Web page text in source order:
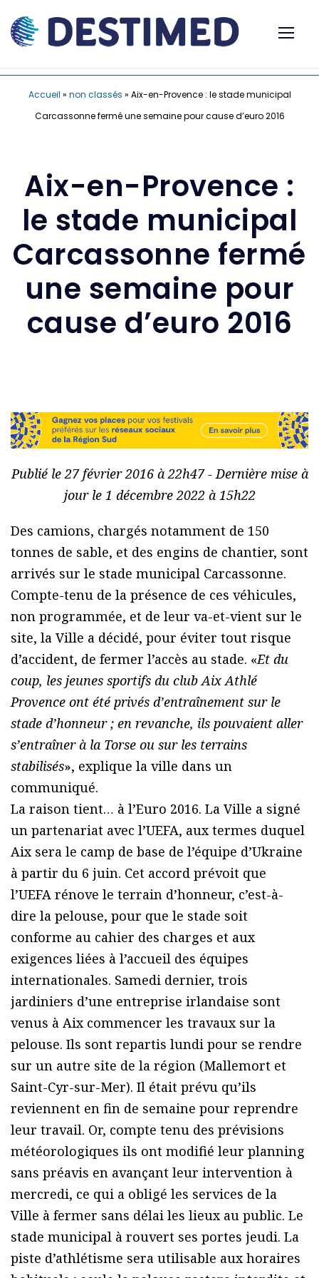
Accueil » non classés » Aix-en-Provence : le stade municipal
Carcassonne fermé une semaine pour cause d’euro 2016
Aix-en-Provence :
le stade municipal
Carcassonne fermé
une semaine pour
cause d’euro 2016
Publié le 27 février 2016 à 22h47 - Dernière mise à
jour le 1 décembre 2022 à 15h22
Des camions, chargés notamment de 150
tonnes de sable, et des engins de chantier, sont
arrivés sur le stade municipal Carcassonne.
Compte-tenu de la présence de ces véhicules,
non programmée, et de leur va-et-vient sur le
site, la Ville a décidé, pour éviter tout risque
d’accident, de fermer l’accès au stade. «Et du
coup, les jeunes sportifs du club Aix Athlé
Provence ont été privés d’entraînement sur le
stade d’honneur ; en revanche, ils pouvaient aller
s’entraîner à la Torse ou sur les terrains
stabilisés», explique la ville dans un
communiqué.
La raison tient… à l’Euro 2016. La Ville a signé
un partenariat avec l’UEFA, aux termes duquel
Aix sera le camp de base de l’équipe d’Ukraine
à partir du 6 juin. Cet accord prévoit que
l’UEFA rénove le terrain d’honneur, c’est-à-
dire la pelouse, pour que le stade soit
conforme au cahier des charges et aux
exigences liées à l’accueil des équipes
internationales. Samedi dernier, trois
jardiniers d’une entreprise irlandaise sont
venus à Aix commencer les travaux sur la
pelouse. Ils sont repartis lundi pour se rendre
sur un autre site de la région (Mallemort et
Saint-Cyr-sur-Mer). Il était prévu qu’ils
reviennent en fin de semaine pour reprendre
leur travail. Or, compte tenu des prévisions
météorologiques ils ont modifié leur planning
sans préavis en avançant leur intervention à
mercredi, ce qui a obligé les services de la
Ville à fermer sans délai les lieux au public. Le
stade municipal à rouvert ses portes jeudi. La
piste d’athlétisme sera utilisable aux horaires